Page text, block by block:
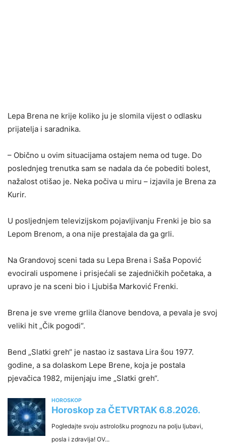
Lepa Brena ne krije koliko ju je slomila vijest o odlasku
prijatelja i saradnika.
– Obično u ovim situacijama ostajem nema od tuge. Do
poslednjeg trenutka sam se nadala da će pobediti bolest,
nažalost otišao je. Neka počiva u miru – izjavila je Brena za
Kurir.
U posljednjem televizijskom pojavljivanju Frenki je bio sa
Lepom Brenom, a ona nije prestajala da ga grli.
Na Grandovoj sceni tada su Lepa Brena i Saša Popović
evocirali uspomene i prisjećali se zajedničkih početaka, a
upravo je na sceni bio i Ljubiša Marković Frenki.
Brena je sve vreme grlila članove bendova, a pevala je svoj
veliki hit „Čik pogodi“.
Bend „Slatki greh“ je nastao iz sastava Lira šou 1977.
godine, a sa dolaskom Lepe Brene, koja je postala
pjevačica 1982, mijenjaju ime „Slatki greh“.